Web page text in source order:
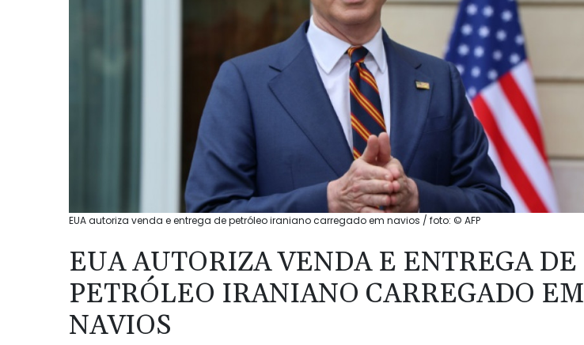
EUA autoriza venda e entrega de petróleo iraniano carregado em navios / foto: © AFP
EUA AUTORIZA VENDA E ENTREGA DE
PETRÓLEO IRANIANO CARREGADO EM
NAVIOS